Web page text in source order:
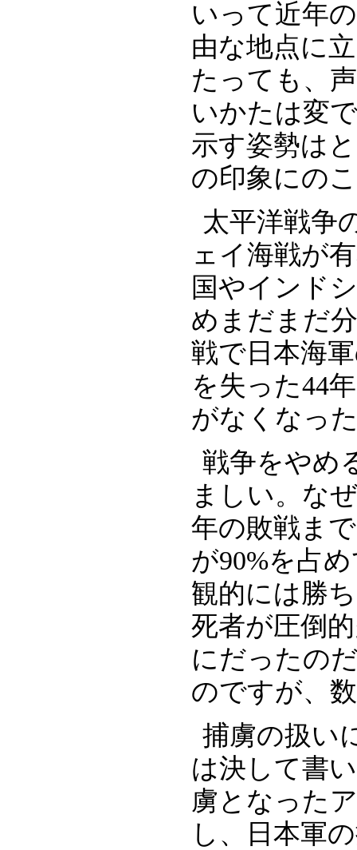
いって近年
由な地点に
たっても、
いかたは変
示す姿勢は
の印象にの
太平洋戦争
ェイ海戦が
国やインド
めまだまだ
戦で日本海
を失った44
がなくなっ
戦争をやめ
ましい。な
年の敗戦ま
が90%を占
観的には勝
死者が圧倒
にだったの
のですが、
捕虜の扱い
は決して書
虜となった
し、日本軍